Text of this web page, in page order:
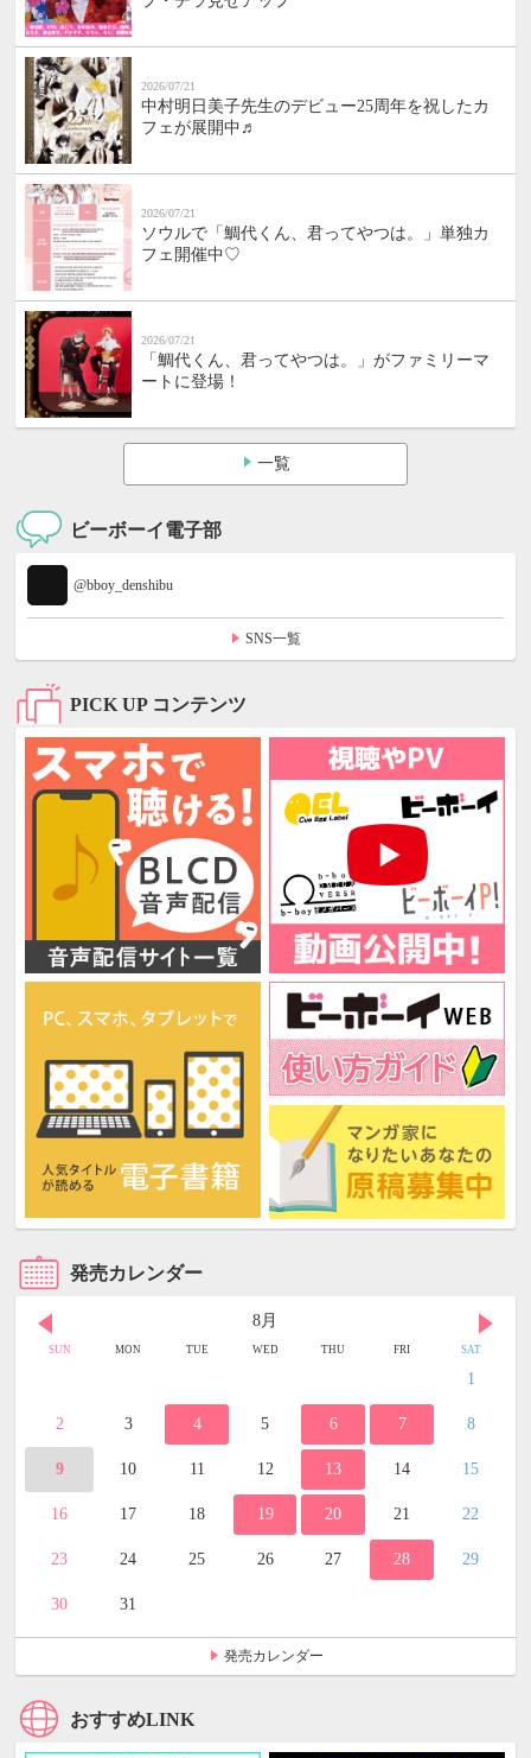
2026/07/21
中村明日美子先生のデビュー25周年を祝したカ
フェが展開中♬
2026/07/21
ソウルで「鯛代くん、君ってやつは。」単独カ
フェ開催中♡
2026/07/21
「鯛代くん、君ってやつは。」がファミリーマ
ートに登場！
一覧
ビーボーイ電子部
@bboy_denshibu
SNS一覧
PICK UP コンテンツ
発売カレンダー
8月
SUN MON TUE WED THU FRI SAT
1
2 3 4 5 6 7 8
9 10 11 12 13 14 15
16 17 18 19 20 21 22
23 24 25 26 27 28 29
30 31
発売カレンダー
おすすめLINK